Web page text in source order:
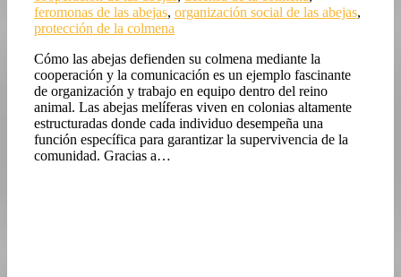
feromonas de las abejas, organización social de las abejas,
protección de la colmena
Cómo las abejas defienden su colmena mediante la
cooperación y la comunicación es un ejemplo fascinante
de organización y trabajo en equipo dentro del reino
animal. Las abejas melíferas viven en colonias altamente
estructuradas donde cada individuo desempeña una
función específica para garantizar la supervivencia de la
comunidad. Gracias a…